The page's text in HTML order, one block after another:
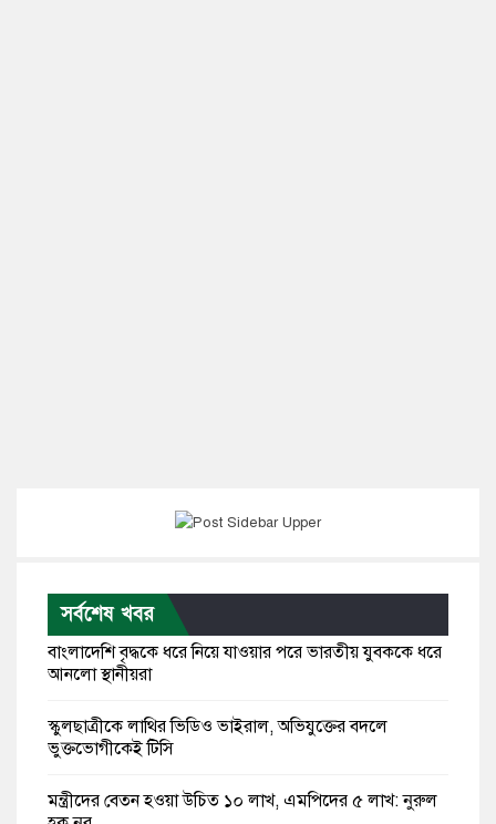
সর্বশেষ খবর
বাংলাদেশি বৃদ্ধকে ধরে নিয়ে যাওয়ার পরে ভারতীয় যুবককে ধরে
আনলো স্থানীয়রা
স্কুলছাত্রীকে লাথির ভিডিও ভাইরাল, অভিযুক্তের বদলে
ভুক্তভোগীকেই টিসি
মন্ত্রীদের বেতন হওয়া উচিত ১০ লাখ, এমপিদের ৫ লাখ: নুরুল